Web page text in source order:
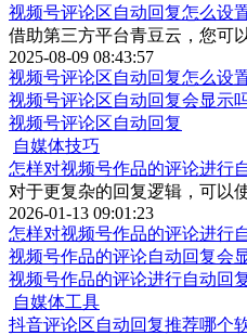
视频号评论区自动回复怎么设
借助第三方平台青豆云，您可
2025-08-09 08:43:57
视频号评论区自动回复怎么设
视频号评论区自动回复会显示
视频号评论区自动回复
自媒体技巧
怎样对视频号作品的评论进行
对于更复杂的回复逻辑，可以
2026-01-13 09:01:23
怎样对视频号作品的评论进行
视频号作品的评论自动回复会
视频号作品的评论进行自动回
自媒体工具
抖音评论区自动回复推荐哪个